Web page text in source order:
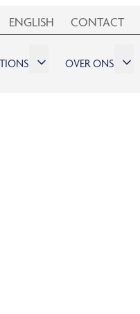
OVER ONS
ENGLISH CONTACT